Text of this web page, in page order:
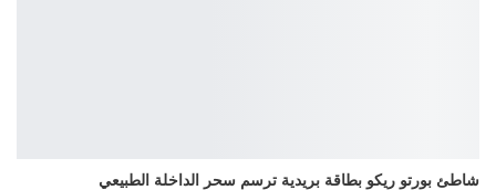
شاطئ بورتو ريكو بطاقة بريدية ترسم سحر الداخلة الطبيعي